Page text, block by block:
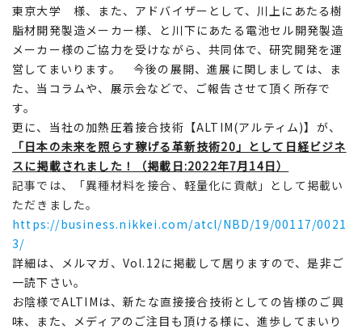
東京大学 様、また、アドバイザーとして、川上にあたる樹
脂材開発製造メーカー様、と川下にあたる電池セル開発製造
メーカー様のご協力を受けながら、共同体で、研究開発を運
営してまいります。 今後の展開、進展に関しましては、ま
た、当コラムや、展示会などで、ご報告させて頂く所存で
す。
更に、当社の加熱圧着接合技術【ALTIM(アルティム)】が、
「日本の未来を照らす稼げる革新技術20」として日経ビジネ
スに掲載されました！（掲載日:2022年7月14日）
記事では、「異種材料を接合、軽量化に貢献」として掲載い
ただきました。
https://business.nikkei.com/atcl/NBD/19/00117/0021
3/
詳細は、メルマガ、Vol.12に掲載して居りますので、是非ご
一読下さい。
お陰様でALTIMは、新たな直接接合技術としての皆様のご興
味、また、メディアのご注目も頂ける様に、進歩してまいり